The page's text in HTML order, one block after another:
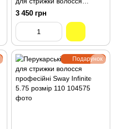
професійні Sway Infinite
5.25 розмір 110 101525
3 450 грн
Подарунок